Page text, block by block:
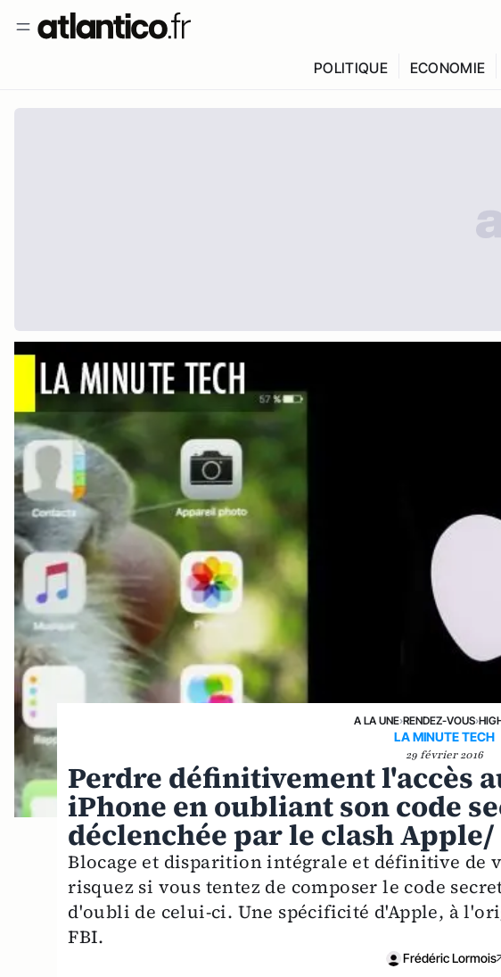
POLITIQUE ECONOMIE
A LA UNE›RENDEZ-VOUS›
LA MINUTE TECH
29 février 2016
Perdre définitivement l'accès
iPhone en oubliant son code
déclenchée par le clash
Blocage et disparition intégrale et définitive de
risquez si vous tentez de composer le code
d'oubli de celui-ci. Une spécificité d'Apple, à
FBI.
Frédéric Lormois